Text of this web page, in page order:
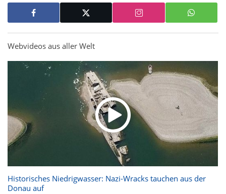
Webvideos aus aller Welt
Historisches Niedrigwasser: Nazi-Wracks tauchen aus der
Donau auf